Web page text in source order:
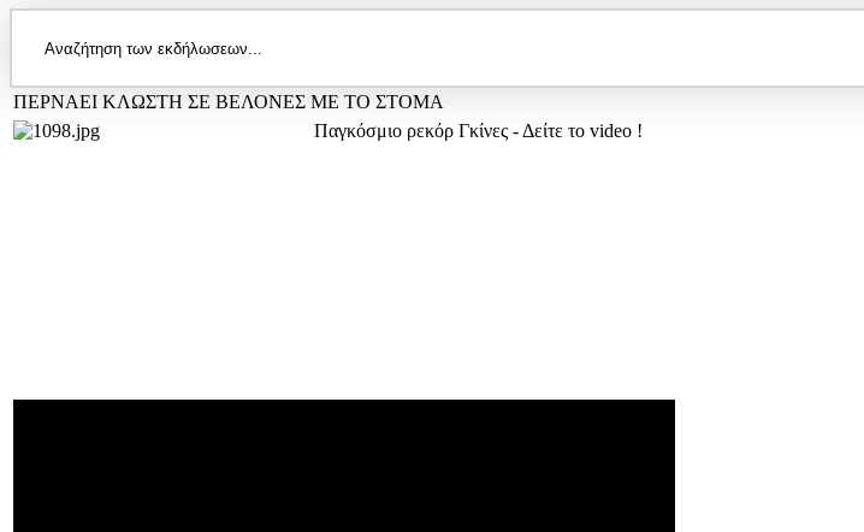
ΠΕΡΝΑΕΙ ΚΛΩΣΤΗ ΣΕ ΒΕΛΟΝΕΣ ΜΕ ΤΟ ΣΤΟΜΑ
Παγκόσμιο ρεκόρ Γκίνες - Δείτε το video !